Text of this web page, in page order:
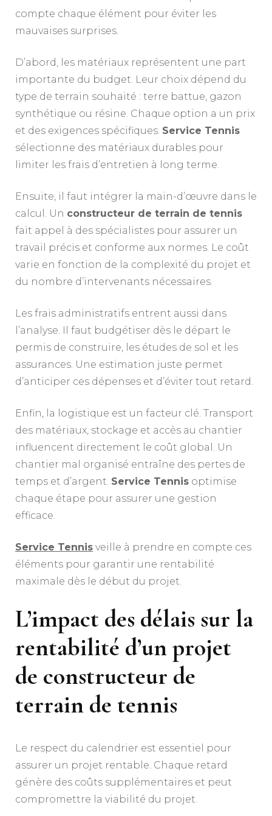
compte chaque élément pour éviter les
mauvaises surprises.
D’abord, les matériaux représentent une part
importante du budget. Leur choix dépend du
type de terrain souhaité : terre battue, gazon
synthétique ou résine. Chaque option a un prix
et des exigences spécifiques. Service Tennis
sélectionne des matériaux durables pour
limiter les frais d’entretien à long terme.
Ensuite, il faut intégrer la main-d’œuvre dans le
calcul. Un constructeur de terrain de tennis
fait appel à des spécialistes pour assurer un
travail précis et conforme aux normes. Le coût
varie en fonction de la complexité du projet et
du nombre d’intervenants nécessaires.
Les frais administratifs entrent aussi dans
l’analyse. Il faut budgétiser dès le départ le
permis de construire, les études de sol et les
assurances. Une estimation juste permet
d’anticiper ces dépenses et d’éviter tout retard.
Enfin, la logistique est un facteur clé. Transport
des matériaux, stockage et accès au chantier
influencent directement le coût global. Un
chantier mal organisé entraîne des pertes de
temps et d’argent. Service Tennis optimise
chaque étape pour assurer une gestion
efficace.
Service Tennis veille à prendre en compte ces
éléments pour garantir une rentabilité
maximale dès le début du projet.
L’impact des délais sur la
rentabilité d’un projet
de constructeur de
terrain de tennis
Le respect du calendrier est essentiel pour
assurer un projet rentable. Chaque retard
génère des coûts supplémentaires et peut
compromettre la viabilité du projet.